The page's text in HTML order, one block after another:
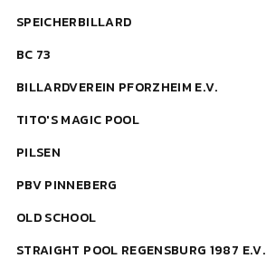
SPEICHERBILLARD
BC 73
BILLARDVEREIN PFORZHEIM E.V.
TITO'S MAGIC POOL
PILSEN
PBV PINNEBERG
OLD SCHOOL
STRAIGHT POOL REGENSBURG 1987 E.V.